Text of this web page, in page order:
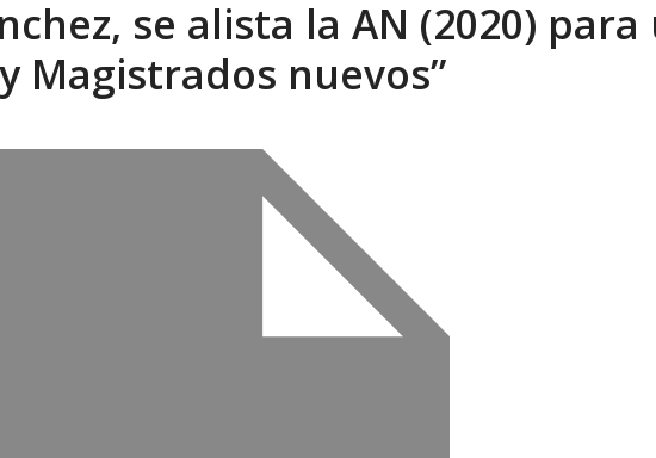
Ángel León R AGOSTO 8, 2026
se alista la AN (2020) para
Magistrados nuevos”